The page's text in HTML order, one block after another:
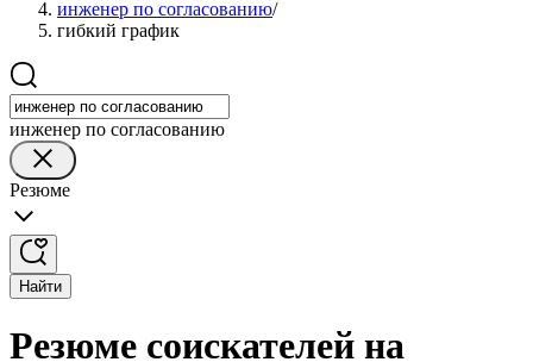
инженер по согласованию/
гибкий график
инженер по согласованию
Резюме
Найти
Резюме соискателей на